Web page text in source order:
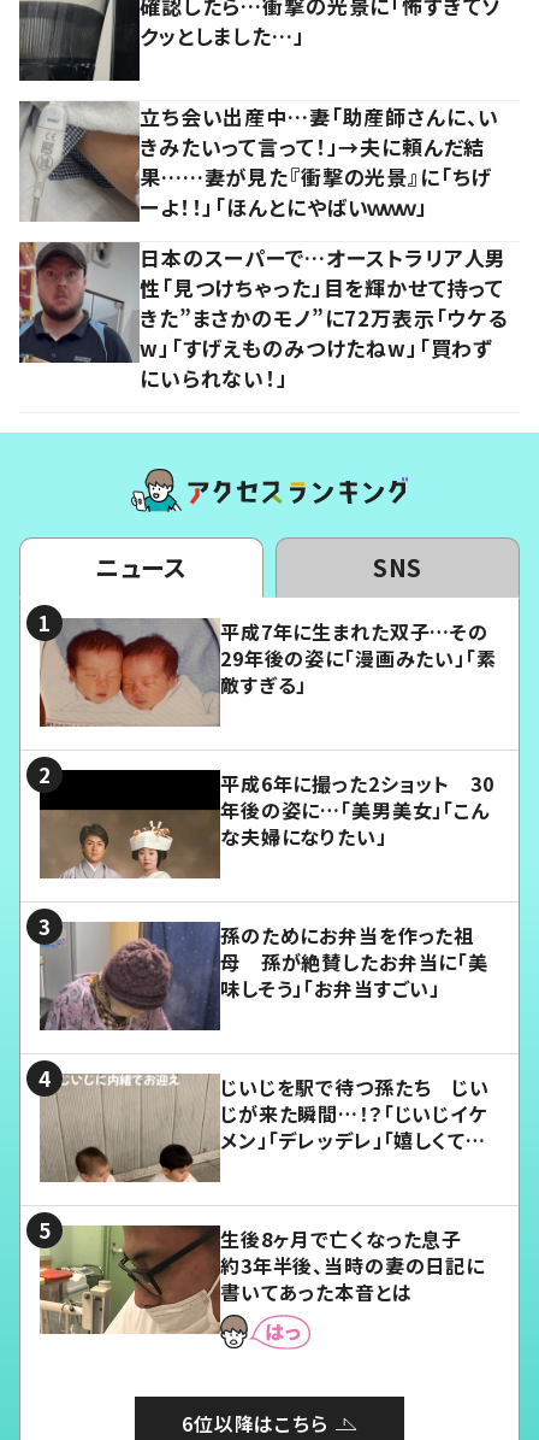
クッとしました…」
立ち会い出産中…妻「助産師さんに、い
きみたいって言って！」→夫に頼んだ結
果……妻が見た『衝撃の光景』に「ちげ
ーよ！！」「ほんとにやばいｗｗｗ」
日本のスーパーで…オーストラリア人男
性「見つけちゃった」目を輝かせて持って
きた”まさかのモノ”に72万表示「ウケる
w」「すげえものみつけたねw」「買わず
にいられない！」
ニュース SNS
平成7年に生まれた双子…その
29年後の姿に「漫画みたい」「素
敵すぎる」
平成6年に撮った2ショット 30
年後の姿に…「美男美女」「こん
な夫婦になりたい」
孫のためにお弁当を作った祖
母 孫が絶賛したお弁当に「美
味しそう」「お弁当すごい」
じいじを駅で待つ孫たち じい
じが来た瞬間…！？「じいじイケ
メン」「デレッデレ」「嬉しくて可
生後8ヶ月で亡くなった息子
約3年半後、当時の妻の日記に
書いてあった本音とは
6位以降はこちら